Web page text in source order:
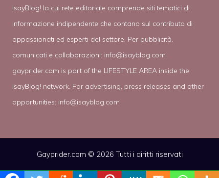
IsayBlog! la cui rete editoriale comprende siti tematici di
informazione indipendente che contano sul contributo di
appassionati ed esperti del settore. Per pubblicità,
comunicati e collaborazioni: info@isayblog.com
gayprider.com is part of the LIFESTYLE AREA inside the
IsayBlog! network. For advertising, press releases and other
opportunities: info@isayblog.com
Gayprider.com © 2026 Tutti i diritti riservati